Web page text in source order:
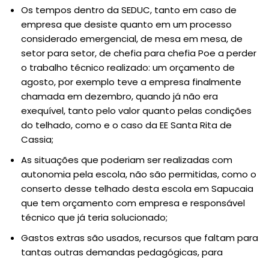
Os tempos dentro da SEDUC, tanto em caso de
empresa que desiste quanto em um processo
considerado emergencial, de mesa em mesa, de
setor para setor, de chefia para chefia Poe a perder
o trabalho técnico realizado: um orçamento de
agosto, por exemplo teve a empresa finalmente
chamada em dezembro, quando já não era
exequível, tanto pelo valor quanto pelas condições
do telhado, como e o caso da EE Santa Rita de
Cassia;
As situações que poderiam ser realizadas com
autonomia pela escola, não são permitidas, como o
conserto desse telhado desta escola em Sapucaia
que tem orçamento com empresa e responsável
técnico que já teria solucionado;
Gastos extras são usados, recursos que faltam para
tantas outras demandas pedagógicas, para